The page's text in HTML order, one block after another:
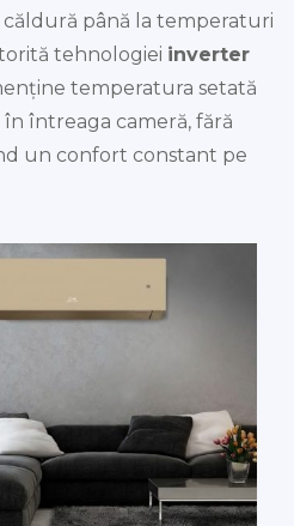
până la temperaturi
tehnologiei inverter
temperatura setată
întreaga cameră, fără
un confort constant pe